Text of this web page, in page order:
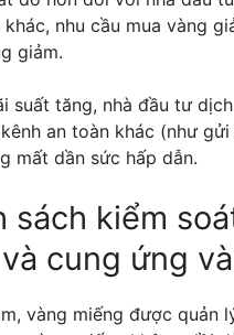
nhu cầu mua vàng
giảm.
suất tăng, nhà đầu tư
an toàn khác (như
mất dần sức hấp dẫn.
sách kiểm
cung ứng
vàng miếng được quản